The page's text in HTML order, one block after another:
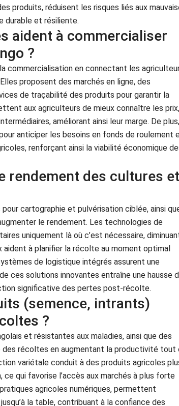
produits, réduisent les risques liés aux
durable et résiliente.
aident à commercialiser
?
commercialisation en connectant les
proposent des marchés en ligne, des
de traçabilité des produits pour garantir la
aux agriculteurs de mieux connaître les prix,
améliorant ainsi leur marge. De plus,
anticiper les besoins en fonds de roulement
renforçant ainsi la viabilité économique
rendement des cultures et
cartographie et pulvérisation ciblée, ainsi
le rendement. Les technologies de
uniquement là où c’est nécessaire,
à planifier la récolte au moment optimal
de logistique intégrés assurent une
ces solutions innovantes entraîne une hausse
significative des pertes post-récolte.
(semence, intrants)
?
et résistantes aux maladies, ainsi que des
récoltes en augmentant la productivité tout
variétale conduit à des produits agricoles
qui favorise l’accès aux marchés à plus forte
agricoles numériques, permettent
la table, contribuant à la confiance des